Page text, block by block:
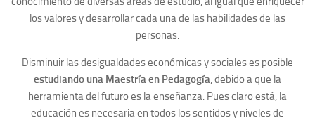
los valores y desarrollar cada una de las habilidades de las
personas.
Disminuir las desigualdades económicas y sociales es posible
estudiando una Maestría en Pedagogía, debido a que la
herramienta del futuro es la enseñanza. Pues claro está, la
educación es necesaria en todos los sentidos y niveles de